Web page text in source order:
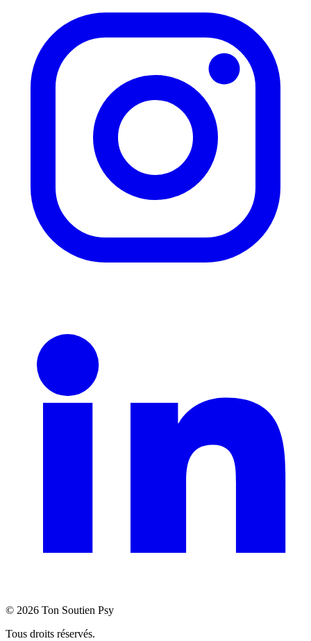
© 2026 Ton Soutien Psy
Tous droits réservés.